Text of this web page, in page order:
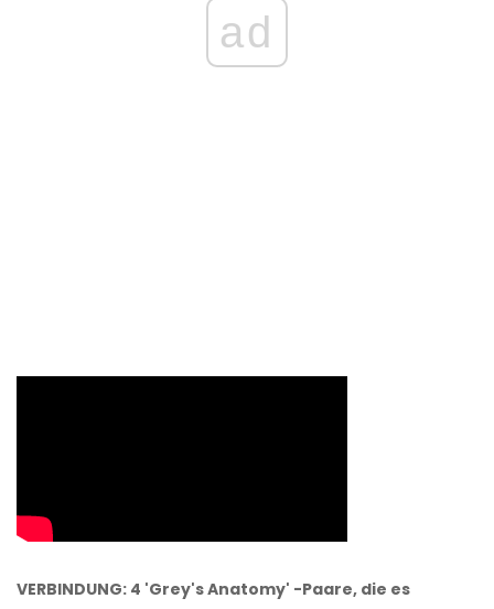
ad
VERBINDUNG: 4 'Grey's Anatomy' -Paare, die es